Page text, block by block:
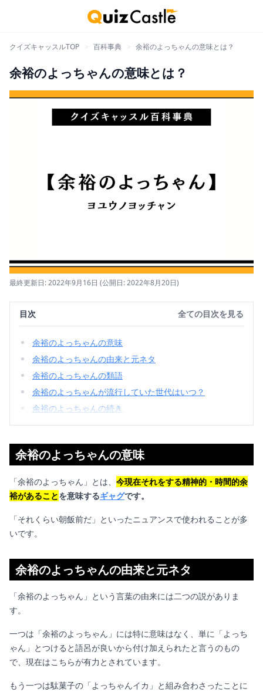
クイズキャッスルTOP 百科事典 余裕のよっちゃんの意味とは？
余裕のよっちゃんの意味とは？
最終更新日: 2022年9月16日 (公開日: 2022年8月20日)
目次
余裕のよっちゃんの意味
余裕のよっちゃんの由来と元ネタ
余裕のよっちゃんの類語
余裕のよっちゃんが流行していた世代はいつ？
余裕のよっちゃんの続き
全ての目次を見る
余裕のよっちゃんの意味
「余裕のよっちゃん」とは、 今現在それをする精神的・時間的余
裕があることを意味するギャグです。
「それくらい朝飯前だ」といったニュアンスで使われることが多
いです。
余裕のよっちゃんの由来と元ネタ
「余裕のよっちゃん」という言葉の由来には二つの説がありま
す。
一つは「余裕のよっちゃん」には特に意味はなく、単に「よっち
ゃん」とつけると語呂が良いから付け加えられたと言うのもの
で、現在はこちらが有力とされています。
もう一つは駄菓子の「よっちゃんイカ」と組み合わさったことに